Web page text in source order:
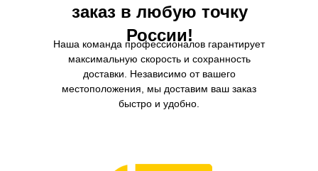
заказ в любую точку
России!
Наша команда профессионалов гарантирует
максимальную скорость и сохранность
доставки. Независимо от вашего
местоположения, мы доставим ваш заказ
быстро и удобно.